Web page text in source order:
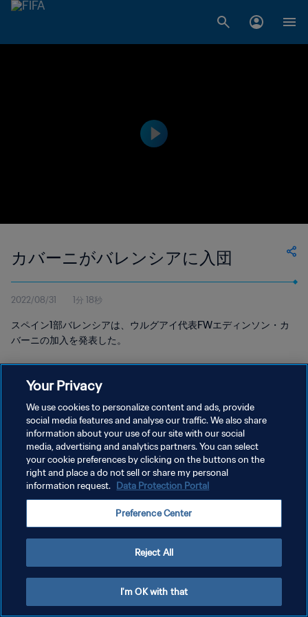
カバーニがバレンシアに入団
2022/08/31 1分 18秒
スペイン1部バレンシアは、ウルグアイ代表FWエディンソン・カ
バーニの加入を発表した。
プライバシーポリシー
サービス利用規約
クッキー設定の管理
Your Privacy
We use cookies to personalize content and ads, provide
social media features and analyse our traffic. We also share
information about your use of our site with our social
media, advertising and analytics partners. You can select
your cookie preferences by clicking on the buttons on the
right and place a do not sell or share my personal
information request. Data Protection Portal
Preference Center
Reject All
I'm OK with that